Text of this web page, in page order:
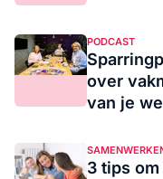
PODCAST
over
van je
3 tips